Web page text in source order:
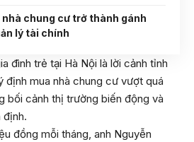
chung cư trở thành gánh
lý tài chính
đình trẻ tại Hà Nội là lời cảnh tỉnh
định mua nhà chung cư vượt quá
bối cảnh thị trường biến động và
định.
đồng mỗi tháng, anh Nguyễn